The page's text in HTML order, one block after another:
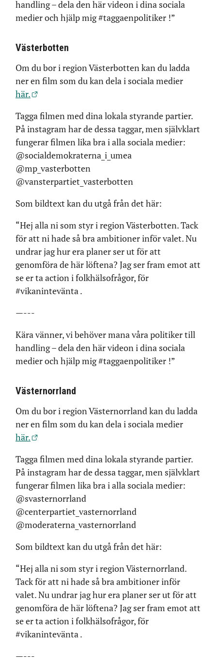
handling – dela den här videon i dina sociala
medier och hjälp mig #taggaenpolitiker !”
Västerbotten
Om du bor i region Västerbotten kan du ladda
ner en film som du kan dela i sociala medier
här.
Tagga filmen med dina lokala styrande partier.
På instagram har de dessa taggar, men självklart
fungerar filmen lika bra i alla sociala medier:
@socialdemokraterna_i_umea
@mp_vasterbotten
@vansterpartiet_vasterbotten
Som bildtext kan du utgå från det här:
“Hej alla ni som styr i region Västerbotten. Tack
för att ni hade så bra ambitioner inför valet. Nu
undrar jag hur era planer ser ut för att
genomföra de här löftena? Jag ser fram emot att
se er ta action i folkhälsofrågor, för
#vikanintevänta .
—---
Kära vänner, vi behöver mana våra politiker till
handling – dela den här videon i dina sociala
medier och hjälp mig #taggaenpolitiker !”
Västernorrland
Om du bor i region Västernorrland kan du ladda
ner en film som du kan dela i sociala medier
här.
Tagga filmen med dina lokala styrande partier.
På instagram har de dessa taggar, men självklart
fungerar filmen lika bra i alla sociala medier:
@svasternorrland
@centerpartiet_vasternorrland
@moderaterna_vasternorrland
Som bildtext kan du utgå från det här:
“Hej alla ni som styr i region Västernorrland.
Tack för att ni hade så bra ambitioner inför
valet. Nu undrar jag hur era planer ser ut för att
genomföra de här löftena? Jag ser fram emot att
se er ta action i folkhälsofrågor, för
#vikanintevänta .
—---